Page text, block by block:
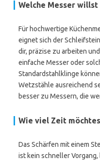
Welche Messer willst
Für hochwertige
eignet sich der
dir, präzise zu arbeiten
einfache Messer oder
Standardstahlklinge
Wetzstähle ausreichend
besser zu Messern, die
Wie viel Zeit
Das Schärfen mit einem
ist kein schneller